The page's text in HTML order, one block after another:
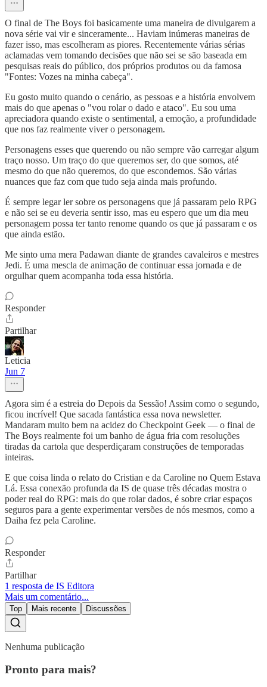
O final de The Boys foi basicamente uma maneira de divulgarem a
nova série vai vir e sinceramente... Haviam inúmeras maneiras de
fazer isso, mas escolheram as piores. Recentemente várias sérias
aclamadas vem tomando decisões que não sei se são baseada em
pesquisas reais do público, dos próprios produtos ou da famosa
"Fontes: Vozes na minha cabeça".
Eu gosto muito quando o cenário, as pessoas e a história envolvem
mais do que apenas o "vou rolar o dado e ataco". Eu sou uma
apreciadora quando existe o sentimental, a emoção, a profundidade
que nos faz realmente viver o personagem.
Personagens esses que querendo ou não sempre vão carregar algum
traço nosso. Um traço do que queremos ser, do que somos, até
mesmo do que não queremos, do que escondemos. São várias
nuances que faz com que tudo seja ainda mais profundo.
É sempre legar ler sobre os personagens que já passaram pelo RPG
e não sei se eu deveria sentir isso, mas eu espero que um dia meu
personagem possa ter tanto renome quando os que já passaram e os
que ainda estão.
Me sinto uma mera Padawan diante de grandes cavaleiros e mestres
Jedi. É uma mescla de animação de continuar essa jornada e de
orgulhar quem acompanha toda essa história.
Responder
Partilhar
Leticia
Jun 7
Agora sim é a estreia do Depois da Sessão! Assim como o segundo,
ficou incrível! Que sacada fantástica essa nova newsletter.
Mandaram muito bem na acidez do Checkpoint Geek — o final de
The Boys realmente foi um banho de água fria com resoluções
tiradas da cartola que desperdiçaram construções de temporadas
inteiras.
E que coisa linda o relato do Cristian e da Caroline no Quem Estava
Lá. Essa conexão profunda da IS de quase três décadas mostra o
poder real do RPG: mais do que rolar dados, é sobre criar espaços
seguros para a gente experimentar versões de nós mesmos, como a
Daiha fez pela Caroline.
Responder
Partilhar
1 resposta de IS Editora
Mais um comentário...
Top Mais recente Discussões
Nenhuma publicação
Pronto para mais?